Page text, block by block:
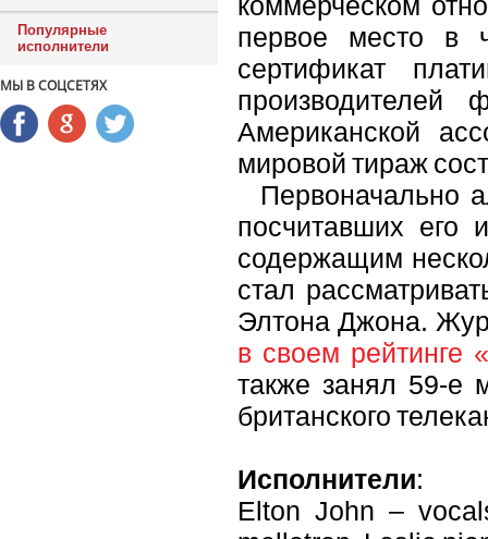
Популярные
исполнители
МЫ В СОЦСЕТЯХ
первое место в
сертификат
Американской
мировой тираж
Первоначально
посчитавших его
содержащим
стал
Элтона Джона.
в своем рейтинге
также занял 59-е
британского
Исполнители:
Elton John –